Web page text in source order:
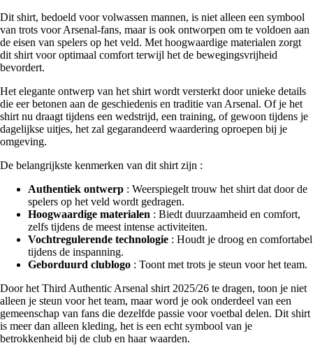
Dit shirt, bedoeld voor volwassen mannen, is niet alleen een symbool
van trots voor Arsenal-fans, maar is ook ontworpen om te voldoen aan
de eisen van spelers op het veld. Met hoogwaardige materialen zorgt
dit shirt voor optimaal comfort terwijl het de bewegingsvrijheid
bevordert.
Het elegante ontwerp van het shirt wordt versterkt door unieke details
die eer betonen aan de geschiedenis en traditie van Arsenal. Of je het
shirt nu draagt tijdens een wedstrijd, een training, of gewoon tijdens je
dagelijkse uitjes, het zal gegarandeerd waardering oproepen bij je
omgeving.
De belangrijkste kenmerken van dit shirt zijn :
Authentiek ontwerp : Weerspiegelt trouw het shirt dat door de
spelers op het veld wordt gedragen.
Hoogwaardige materialen : Biedt duurzaamheid en comfort,
zelfs tijdens de meest intense activiteiten.
Vochtregulerende technologie : Houdt je droog en comfortabel
tijdens de inspanning.
Geborduurd clublogo : Toont met trots je steun voor het team.
Door het Third Authentic Arsenal shirt 2025/26 te dragen, toon je niet
alleen je steun voor het team, maar word je ook onderdeel van een
gemeenschap van fans die dezelfde passie voor voetbal delen. Dit shirt
is meer dan alleen kleding, het is een echt symbool van je
betrokkenheid bij de club en haar waarden.